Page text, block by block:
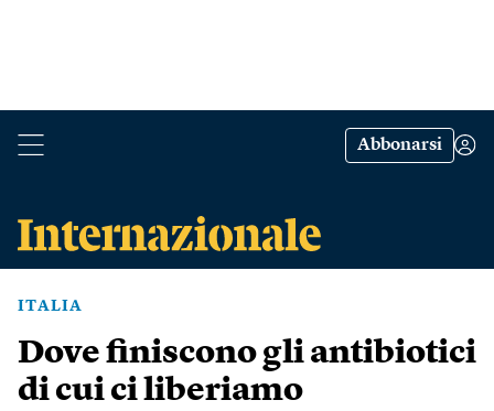
Abbonarsi
ITALIA
Dove finiscono gli antibiotici
di cui ci liberiamo